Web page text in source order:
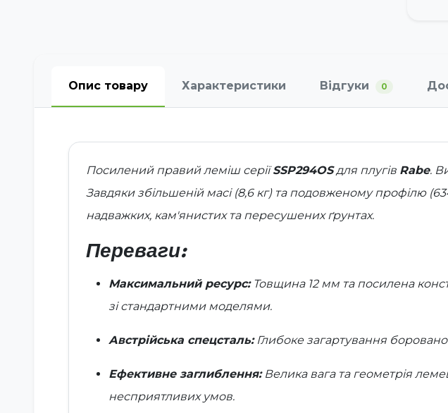
Опис товару Характеристики Відгуки 0
Посилений правий леміш серіїSSP294OSдля плугів Rabe.
Завдяки збільшеній масі (8,6 кг) та подовженому профілю
надважких, кам'янистих та пересушених ґрунтах.
Переваги:
Максимальний ресурс:Товщина 12 мм та посилена
зі стандартними моделями.
Австрійська спецсталь:Глибоке загартування борованої
Ефективне заглиблення:Велика вага та геометрія
несприятливих умов.